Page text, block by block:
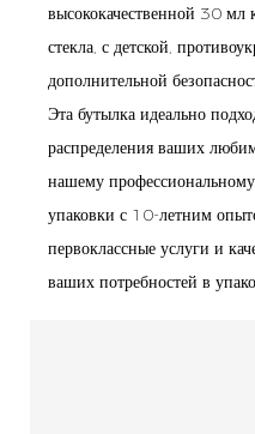
высококачественной 30 мл
стекла, с детской,
дополнительной
Эта бутылка идеально
распределения ваших
нашему
упаковки с 10-летним
первоклассные услуги и
ваших потребностей в